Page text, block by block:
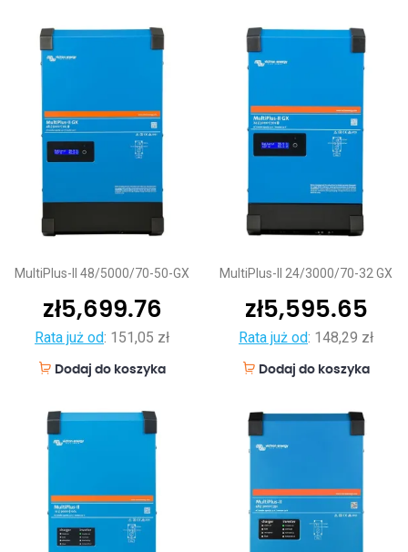
MultiPlus-II 48/5000/70-50-GX
zł5,699.76
Rata już od: 151,05 zł
Dodaj do koszyka
MultiPlus-II 24/3000/70-32 GX
zł5,595.65
Rata już od: 148,29 zł
Dodaj do koszyka